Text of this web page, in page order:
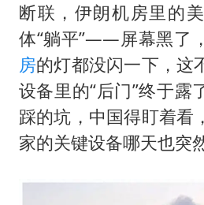
王传君
王艺迪
2025
断联，伊朗机房里的
体“躺平”——屏幕黑了
房的灯都没闪一下，这
设备里的“后门”终于露
踩的坑，中国得盯着看
家的关键设备哪天也突然